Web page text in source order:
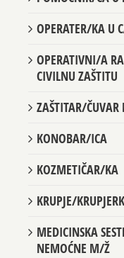
OPERATIVNI/A
MEDICINSKA